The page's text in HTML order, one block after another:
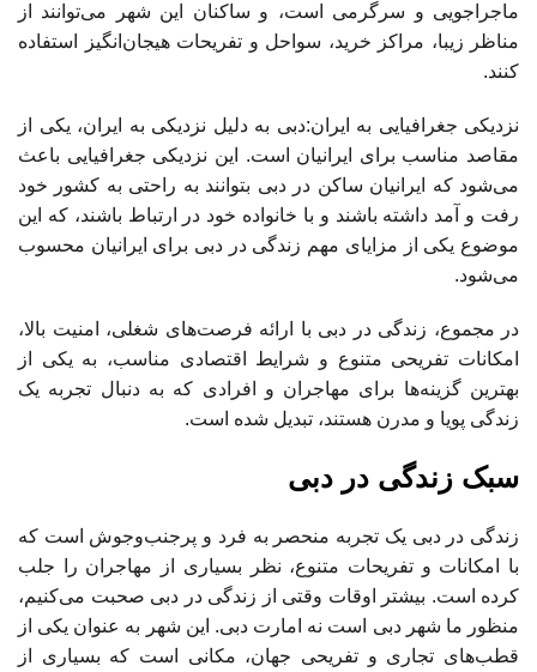
ماجراجویی و سرگرمی است، و ساکنان این شهر می‌توانند از
مناظر زیبا، مراکز خرید، سواحل و تفریحات هیجان‌انگیز استفاده
کنند.
نزدیکی جغرافیایی به ایران:دبی به دلیل نزدیکی به ایران، یکی از
مقاصد مناسب برای ایرانیان است. این نزدیکی جغرافیایی باعث
می‌شود که ایرانیان ساکن در دبی بتوانند به راحتی به کشور خود
رفت و آمد داشته باشند و با خانواده خود در ارتباط باشند، که این
موضوع یکی از مزایای مهم زندگی در دبی برای ایرانیان محسوب
می‌شود.
در مجموع، زندگی در دبی با ارائه فرصت‌های شغلی، امنیت بالا،
امکانات تفریحی متنوع و شرایط اقتصادی مناسب، به یکی از
بهترین گزینه‌ها برای مهاجران و افرادی که به دنبال تجربه یک
زندگی پویا و مدرن هستند، تبدیل شده است.
سبک زندگی در دبی
زندگی در دبی یک تجربه منحصر به فرد و پرجنب‌وجوش است که
با امکانات و تفریحات متنوع، نظر بسیاری از مهاجران را جلب
کرده است. بیشتر اوقات وقتی از زندگی در دبی صحبت می‌کنیم،
منظور ما شهر دبی است نه امارت دبی. این شهر به عنوان یکی از
قطب‌های تجاری و تفریحی جهان، مکانی است که بسیاری از